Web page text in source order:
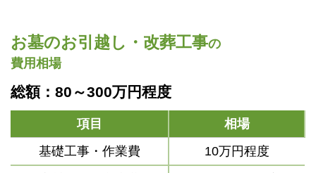
お墓のお引越し・改葬工事の
費用相場
総額：80～300万円程度
項目
相場
基礎工事・作業費
10万円程度